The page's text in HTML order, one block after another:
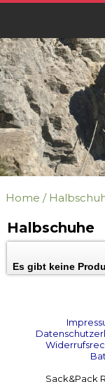
Home /
Halbschuhe
Es gibt keine
Sack&Pack